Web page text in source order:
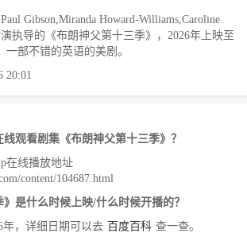
Gibson,Miranda Howard-Williams,Caroline
演执导的《布朗神父第十三季》，2026年上映至
部不错的英语的美剧。
20:01
观看剧集《布朗神父第十三季》？
在线播放地址
content/104687.html
是什么时候上映/什么时候开播的？
年，详细日期可以去 百度百科 查一查。